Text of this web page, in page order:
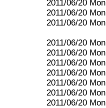
2011/06/20 Mon
2011/06/20 Mon
2011/06/20 Mon
2011/06/20 Mon
2011/06/20 Mon
2011/06/20 Mon
2011/06/20 Mon
2011/06/20 Mon
2011/06/20 Mon
2011/06/20 Mon